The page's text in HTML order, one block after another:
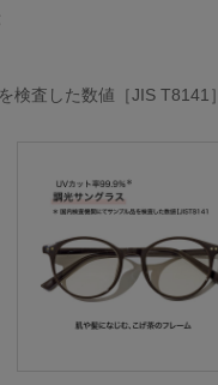
検査した数値［JIS T8141］